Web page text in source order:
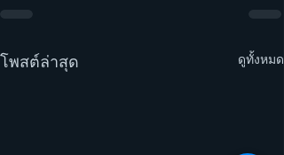
โพสต์ล่าสุด ดูทั้งหมด